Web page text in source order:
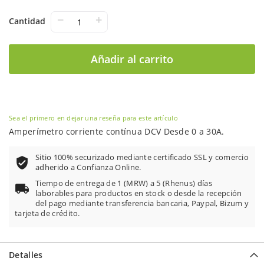
Cantidad − +
Añadir al carrito
la
Sea el primero en dejar una reseña para este artículo
Amperímetro corriente contínua DCV Desde 0 a 30A.
Sitio 100% securizado mediante certificado SSL y comercio
adherido a Confianza Online.
Tiempo de entrega de 1 (MRW) a 5 (Rhenus) días
laborables para productos en stock o desde la recepción
del pago mediante transferencia bancaria, Paypal, Bizum y
tarjeta de crédito.
Detalles